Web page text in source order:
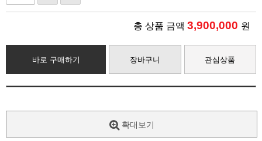
총 상품 금액 3,900,000 원
바로 구매하기 장바구니 관심상품
확대보기